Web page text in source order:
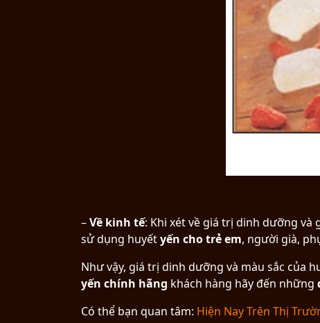
–Về kinh tế: Khi xét về giá trị dinh dưỡng và
sử dụng huyếtyến cho trẻ em, người già,
Như vậy, giá trị dinh dưỡng và màu sắc của
yến chính hãng khách hàng hãy đến những
Có thể bạn quan tâm: Hiện Nay Trên Thị